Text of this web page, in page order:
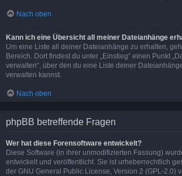
Nach oben
Kann ich eine Übersicht all meiner Dateianhänge
Um eine Liste all deiner Dateianhänge zu erhalten,
Bereich. Dort findest du unter „Einstieg“ einen Punkt
verwalten“, über den du eine Liste deiner
verwalten kannst.
Nach oben
phpBB betreffende Fragen
Wer hat diese Forensoftware entwickelt?
Diese Software (in ihrer unmodifizierten Fassung)
entwickelt und veröffentlicht. Sie ist urheberrechtlich
der GNU General Public License, Version 2 (GPL-2.0)